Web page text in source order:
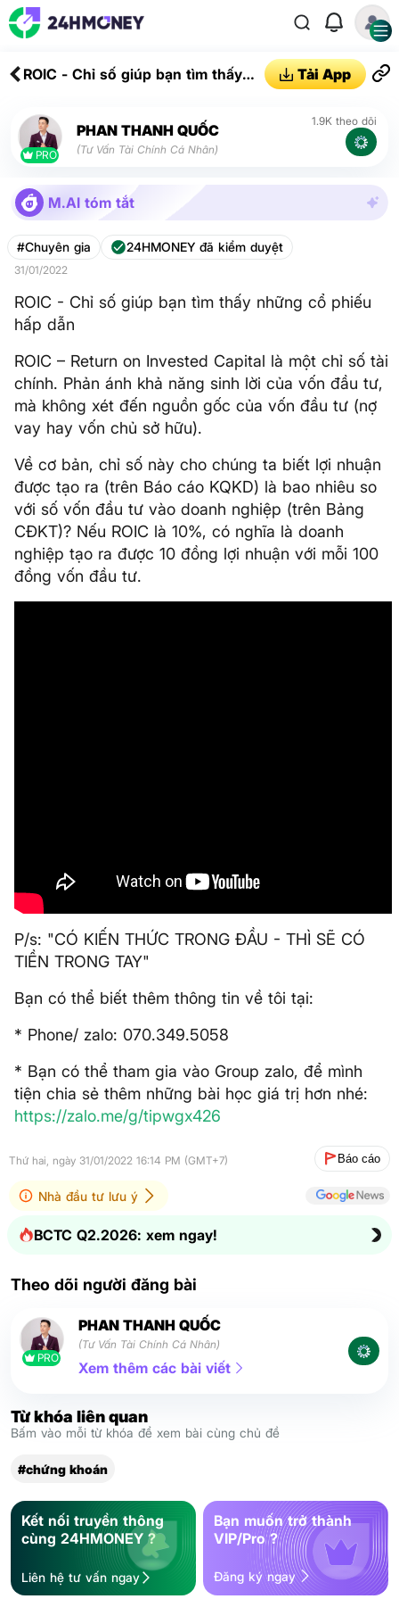
ROIC - Chỉ số giúp bạn tìm thấy
Tải App
PRO
PHAN THANH QUỐC
(Tư Vấn Tài Chính Cá Nhân)
1.9K theo dõi
M.AI tóm tắt
#Chuyên gia 24HMONEY đã kiểm duyệt
31/01/2022
ROIC - Chỉ số giúp bạn tìm thấy những cổ phiếu
hấp dẫn
ROIC – Return on Invested Capital là một chỉ số tài
chính. Phản ánh khả năng sinh lời của vốn đầu tư,
mà không xét đến nguồn gốc của vốn đầu tư (nợ
vay hay vốn chủ sở hữu).
Về cơ bản, chỉ số này cho chúng ta biết lợi nhuận
được tạo ra (trên Báo cáo KQKD) là bao nhiêu so
với số vốn đầu tư vào doanh nghiệp (trên Bảng
CĐKT)? Nếu ROIC là 10%, có nghĩa là doanh
nghiệp tạo ra được 10 đồng lợi nhuận với mỗi 100
đồng vốn đầu tư.
P/s: "CÓ KIẾN THỨC TRONG ĐẦU - THÌ SẼ CÓ
TIỀN TRONG TAY"
Bạn có thể biết thêm thông tin về tôi tại:
* Phone/ zalo: 070.349.5058
* Bạn có thể tham gia vào Group zalo, để mình
tiện chia sẻ thêm những bài học giá trị hơn nhé:
https://zalo.me/g/tipwgx426
Thứ hai, ngày 31/01/2022 16:14 PM (GMT+7) Báo cáo
Nhà đầu tư lưu ý
BCTC Q2.2026: xem ngay!
Theo dõi người đăng bài
PRO
PHAN THANH QUỐC
(Tư Vấn Tài Chính Cá Nhân)
Xem thêm các bài viết
Từ khóa liên quan
Bấm vào mỗi từ khóa để xem bài cùng chủ đề
#chứng khoán
Kết nối truyền thông
cùng 24HMONEY ?
Liên hệ tư vấn ngay
Bạn muốn trở thành
VIP/Pro ?
Đăng ký ngay